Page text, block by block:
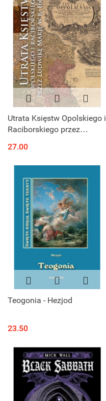
Utrata Księstw Opolskiego i
Raciborskiego przez
27.00
Teogonia - Hezjod
23.50